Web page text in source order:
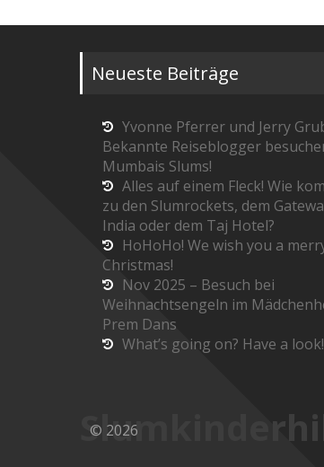
Neueste Beiträge
Yvonne Pferrer und Jerry
Bekannte Reiseblogger
Mumbais Slums!
Alles auf einem Fleck! Wie
zu den Slumrockets, dem
India oder dem Taj Hotel?
HoHoHo! We wish you a
Christmas!
Nov 2025 – Besuch bei
Weihnachtsengeln im
Prem Dans
What’s going on? Have a look!
© 2026